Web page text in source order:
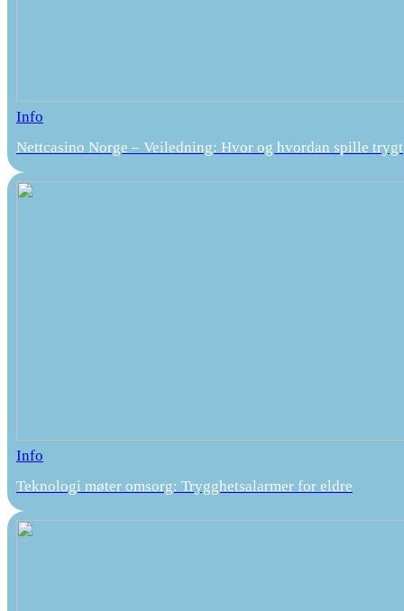
Info
Nettcasino Norge – Veiledning: Hvor og hvordan spille trygt
Info
Teknologi møter omsorg: Trygghetsalarmer for eldre